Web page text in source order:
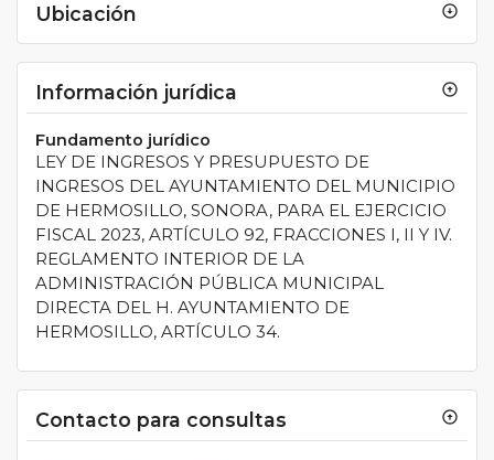
Ubicación arrow_circle_down
Información jurídica arrow_circle_up
Fundamento jurídico
LEY DE INGRESOS Y PRESUPUESTO DE
INGRESOS DEL AYUNTAMIENTO DEL MUNICIPIO
DE HERMOSILLO, SONORA, PARA EL EJERCICIO
FISCAL 2023, ARTÍCULO 92, FRACCIONES I, II Y IV.
REGLAMENTO INTERIOR DE LA
ADMINISTRACIÓN PÚBLICA MUNICIPAL
DIRECTA DEL H. AYUNTAMIENTO DE
HERMOSILLO, ARTÍCULO 34.
Contacto para consultas arrow_circle_up